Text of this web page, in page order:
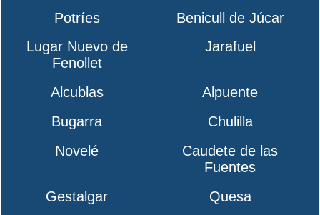
Potríes
Benicull de Júcar
Lugar Nuevo de
Fenollet
Jarafuel
Alcublas
Alpuente
Bugarra
Chulilla
Novelé
Caudete de las
Fuentes
Gestalgar
Quesa